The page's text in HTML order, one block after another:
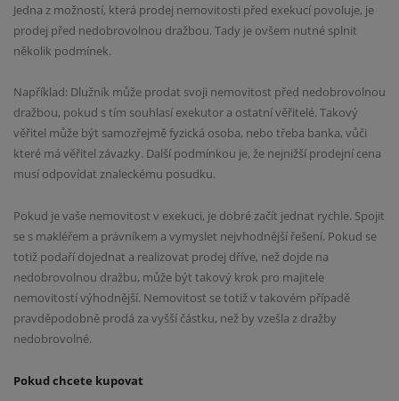
Jedna z možností, která prodej nemovitosti před exekucí povoluje, je
prodej před nedobrovolnou dražbou. Tady je ovšem nutné splnit
několik podmínek.
Například: Dlužník může prodat svoji nemovitost před nedobrovolnou
dražbou, pokud s tím souhlasí exekutor a ostatní věřitelé. Takový
věřitel může být samozřejmě fyzická osoba, nebo třeba banka, vůči
které má věřitel závazky. Další podmínkou je, že nejnižší prodejní cena
musí odpovídat znaleckému posudku.
Pokud je vaše nemovitost v exekuci, je dobré začít jednat rychle. Spojit
se s makléřem a právníkem a vymyslet nejvhodnější řešení. Pokud se
totiž podaří dojednat a realizovat prodej dříve, než dojde na
nedobrovolnou dražbu, může být takový krok pro majitele
nemovitostí výhodnější. Nemovitost se totiž v takovém případě
pravděpodobně prodá za vyšší částku, než by vzešla z dražby
nedobrovolné.
Pokud chcete kupovat